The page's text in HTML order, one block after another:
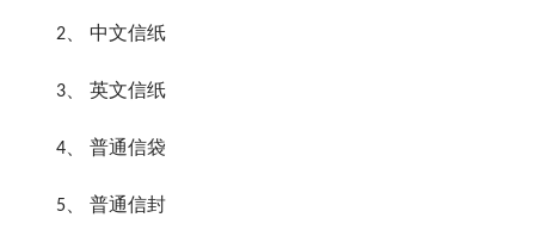
2、 中文信纸
3、 英文信纸
4、 普通信袋
5、 普通信封